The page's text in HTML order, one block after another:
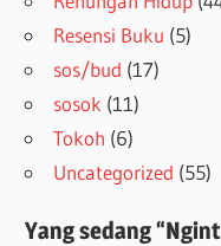
Resensi Buku (5)
sos/bud (17)
sosok (11)
Tokoh (6)
Uncategorized (55)
Yang sedang